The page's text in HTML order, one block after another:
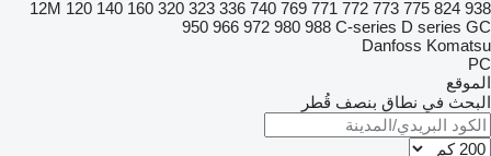
12M 120 140 160 320 323 336 740 769 771 772 773 775 824 938
950 966 972 980 988 C-series D series GC
Danfoss Komatsu
PC
الموقع
البحث في نطاق بنصف قُطر